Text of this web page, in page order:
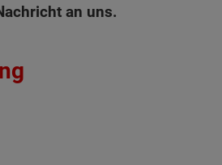
an uns.